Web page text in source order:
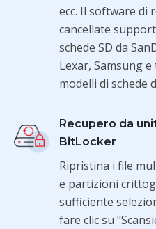
ecc. Il software di
cancellate
schede SD da
Lexar, Samsung
modelli di schede
Recupero da
BitLocker
Ripristina i file
e partizioni
sufficiente
fare clic su